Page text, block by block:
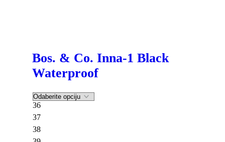
Bos. & Co. Inna-1 Black
Waterproof
36
37
38